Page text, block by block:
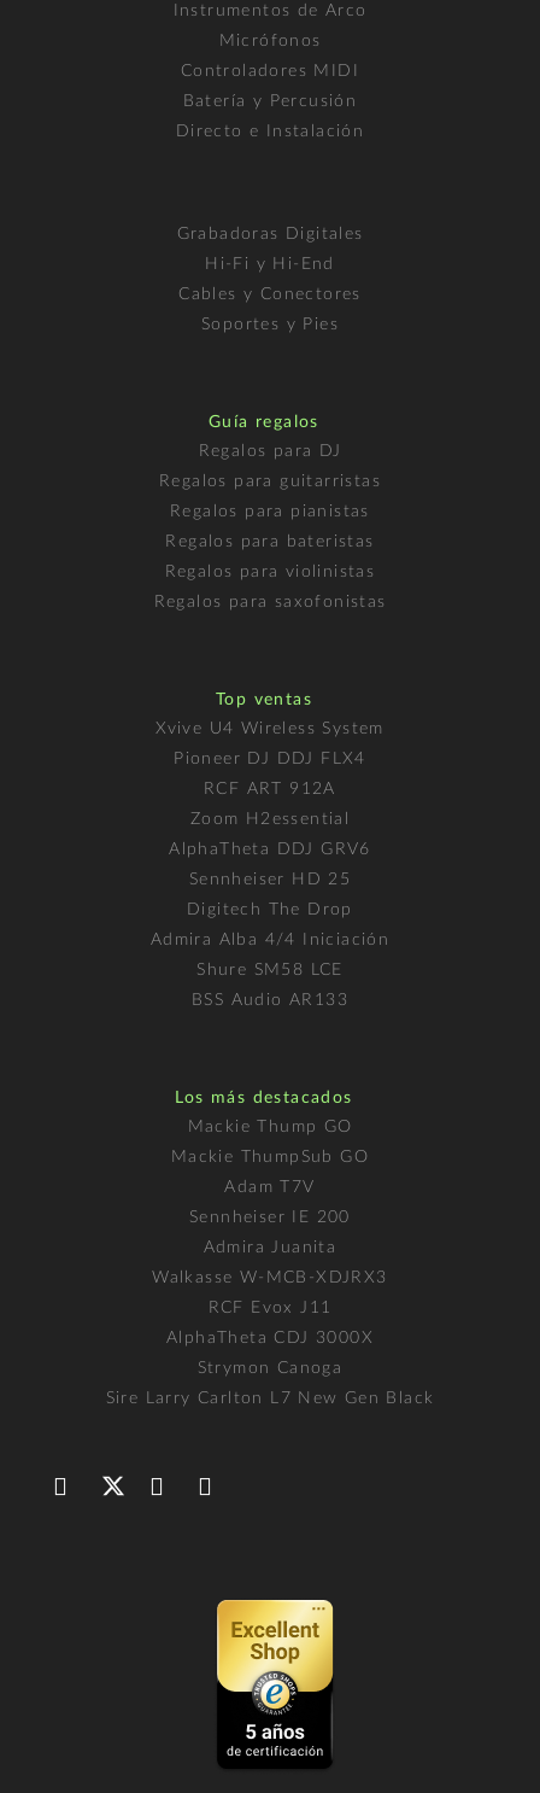
Instrumentos de Arco
Micrófonos
Controladores MIDI
Batería y Percusión
Directo e Instalación
Grabadoras Digitales
Hi-Fi y Hi-End
Cables y Conectores
Soportes y Pies
Guía regalos
Regalos para DJ
Regalos para guitarristas
Regalos para pianistas
Regalos para bateristas
Regalos para violinistas
Regalos para saxofonistas
Top ventas
Xvive U4 Wireless System
Pioneer DJ DDJ FLX4
RCF ART 912A
Zoom H2essential
AlphaTheta DDJ GRV6
Sennheiser HD 25
Digitech The Drop
Admira Alba 4/4 Iniciación
Shure SM58 LCE
BSS Audio AR133
Los más destacados
Mackie Thump GO
Mackie ThumpSub GO
Adam T7V
Sennheiser IE 200
Admira Juanita
Walkasse W-MCB-XDJRX3
RCF Evox J11
AlphaTheta CDJ 3000X
Strymon Canoga
Sire Larry Carlton L7 New Gen Black